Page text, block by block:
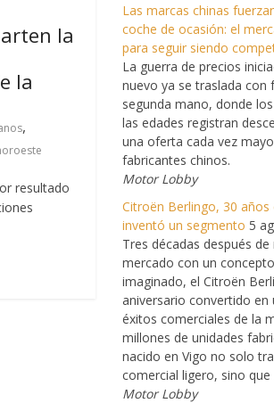
la
la
,
resultado
Las marcas chinas
coche de ocasión: el
para seguir siendo
La guerra de precios
nuevo ya se traslada con
segunda mano, donde
las edades registran
una oferta cada vez
fabricantes chinos.
Motor Lobby
Citroën Berlingo, 30 años
inventó un segmento 5
Tres décadas después
mercado con un
imaginado, el Citroën
aniversario convertido en
éxitos comerciales de la
millones de unidades
nacido en Vigo no solo
comercial ligero, sino
Motor Lobby